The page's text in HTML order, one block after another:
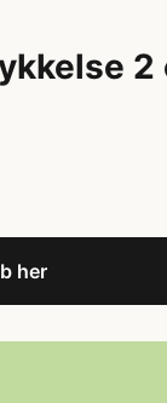
2
her